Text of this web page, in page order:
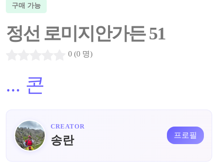
구매 가능
정선 로미지안가든 51
0 (0 명)
... 콘
CREATOR
송란 프로필